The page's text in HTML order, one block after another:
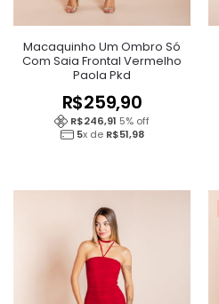
Macaquinho Um Ombro Só
Com Saia Frontal Vermelho
Paola Pkd
R$259,90
R$246,91 5% off
5x de R$51,98